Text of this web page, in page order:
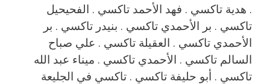
. هدية تاكسي . فهد الأحمد تاكسي . الفحيحيل
تاكسي . بر الأحمدي تاكسي . بنيدر تاكسي . بر
الأحمدي تاكسي . العقيلة تاكسي . علي صباح
السالم تاكسي . الأحمدي تاكسي . ميناء عبد الله
تاكسي . أبو حليفة تاكسي . تاكسي في الجليعة